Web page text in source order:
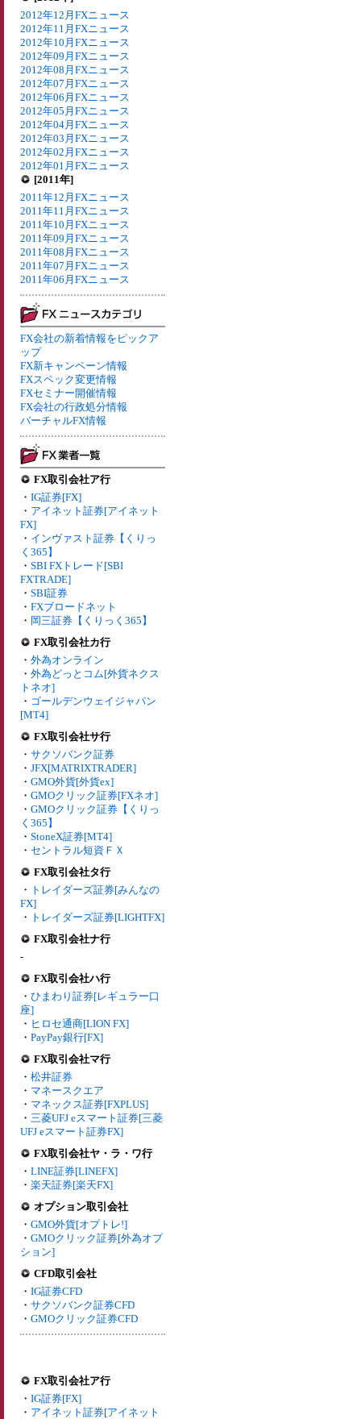
2012年12月FXニュース
2012年11月FXニュース
2012年10月FXニュース
2012年09月FXニュース
2012年08月FXニュース
2012年07月FXニュース
2012年06月FXニュース
2012年05月FXニュース
2012年04月FXニュース
2012年03月FXニュース
2012年02月FXニュース
2012年01月FXニュース
[2011年]
2011年12月FXニュース
2011年11月FXニュース
2011年10月FXニュース
2011年09月FXニュース
2011年08月FXニュース
2011年07月FXニュース
2011年06月FXニュース
FX会社の新着情報をピックア
ップ
FX新キャンペーン情報
FXスペック変更情報
FXセミナー開催情報
FX会社の行政処分情報
バーチャルFX情報
FX取引会社ア行
・ IG証券[FX]
・ アイネット証券[アイネット
FX]
・ インヴァスト証券【くりっ
く365】
・ SBI FXトレード[SBI
FXTRADE]
・ SBI証券
・ FXブロードネット
・ 岡三証券【くりっく365】
FX取引会社カ行
・ 外為オンライン
・ 外為どっとコム[外貨ネクス
トネオ]
・ ゴールデンウェイジャパン
[MT4]
FX取引会社サ行
・ サクソバンク証券
・ JFX[MATRIXTRADER]
・ GMO外貨[外貨ex]
・ GMOクリック証券[FXネオ]
・ GMOクリック証券【くりっ
く365】
・ StoneX証券[MT4]
・ セントラル短資ＦＸ
FX取引会社タ行
・ トレイダーズ証券[みんなの
FX]
・ トレイダーズ証券[LIGHTFX]
FX取引会社ナ行
-
FX取引会社ハ行
・ ひまわり証券[レギュラー口
座]
・ ヒロセ通商[LION FX]
・ PayPay銀行[FX]
FX取引会社マ行
・ 松井証券
・ マネースクエア
・ マネックス証券[FXPLUS]
・ 三菱UFJ eスマート証券[三菱
UFJ eスマート証券FX]
FX取引会社ヤ・ラ・ワ行
・ LINE証券[LINEFX]
・ 楽天証券[楽天FX]
オプション取引会社
・ GMO外貨[オプトレ!]
・ GMOクリック証券[外為オプ
ション]
CFD取引会社
・ IG証券CFD
・ サクソバンク証券CFD
・ GMOクリック証券CFD
FX取引会社ア行
・ IG証券[FX]
・ アイネット証券[アイネット